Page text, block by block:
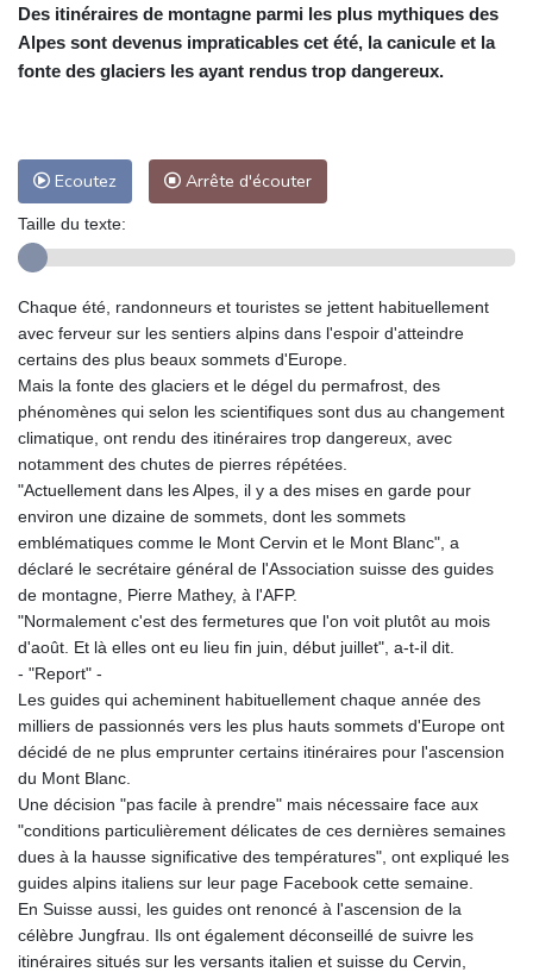
Des itinéraires de montagne parmi les plus mythiques des
Alpes sont devenus impraticables cet été, la canicule et la
fonte des glaciers les ayant rendus trop dangereux.
Ecoutez Arrête d'écouter
Taille du texte:
Chaque été, randonneurs et touristes se jettent habituellement
avec ferveur sur les sentiers alpins dans l'espoir d'atteindre
certains des plus beaux sommets d'Europe.
Mais la fonte des glaciers et le dégel du permafrost, des
phénomènes qui selon les scientifiques sont dus au changement
climatique, ont rendu des itinéraires trop dangereux, avec
notamment des chutes de pierres répétées.
"Actuellement dans les Alpes, il y a des mises en garde pour
environ une dizaine de sommets, dont les sommets
emblématiques comme le Mont Cervin et le Mont Blanc", a
déclaré le secrétaire général de l'Association suisse des guides
de montagne, Pierre Mathey, à l'AFP.
"Normalement c'est des fermetures que l'on voit plutôt au mois
d'août. Et là elles ont eu lieu fin juin, début juillet", a-t-il dit.
- "Report" -
Les guides qui acheminent habituellement chaque année des
milliers de passionnés vers les plus hauts sommets d'Europe ont
décidé de ne plus emprunter certains itinéraires pour l'ascension
du Mont Blanc.
Une décision "pas facile à prendre" mais nécessaire face aux
"conditions particulièrement délicates de ces dernières semaines
dues à la hausse significative des températures", ont expliqué les
guides alpins italiens sur leur page Facebook cette semaine.
En Suisse aussi, les guides ont renoncé à l'ascension de la
célèbre Jungfrau. Ils ont également déconseillé de suivre les
itinéraires situés sur les versants italien et suisse du Cervin,